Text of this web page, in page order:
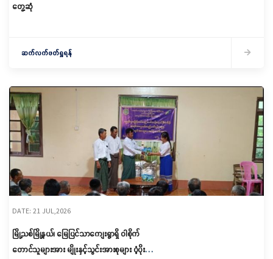
တွေ့ဆုံ
ဆက်လက်ဖတ်ရှုရန်
DATE: 21 JUL,2026
မြို့သစ်မြို့နယ်၊ မြေပြင်သာကျေးရွာရှိ ဝါစိုက်
တောင်သူများအား မျိုးနှင့်သွင်းအားစုများ ပံ့ပိုး